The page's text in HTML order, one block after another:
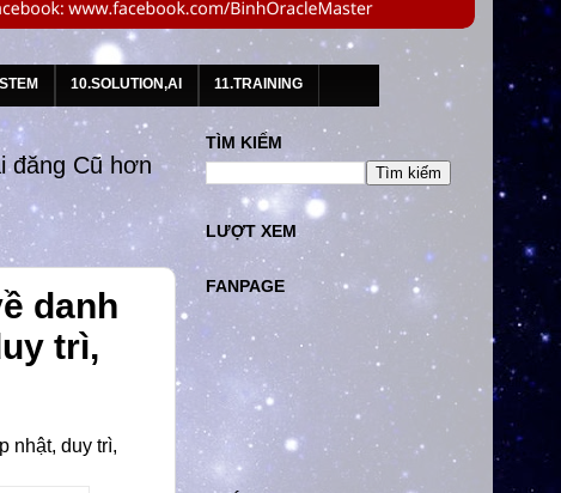
10.SOLUTION,AI 11.TRAINING
đăng Cũ hơn
danh
trì,
nhật, duy trì,
TÌM KIẾM
LƯỢT XEM
FANPAGE